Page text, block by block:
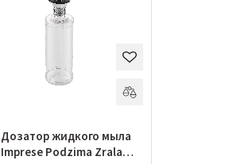
Дозатор жидкого мыла
Imprese Podzima Zrala